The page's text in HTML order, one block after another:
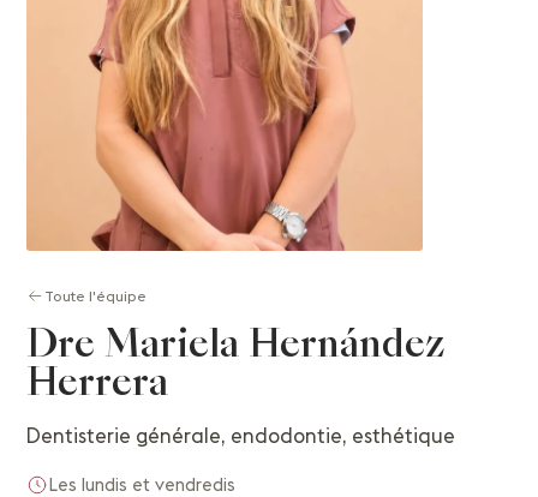
Toute l'équipe
Dre Mariela Hernández
Herrera
Dentisterie générale, endodontie, esthétique
Les lundis et vendredis